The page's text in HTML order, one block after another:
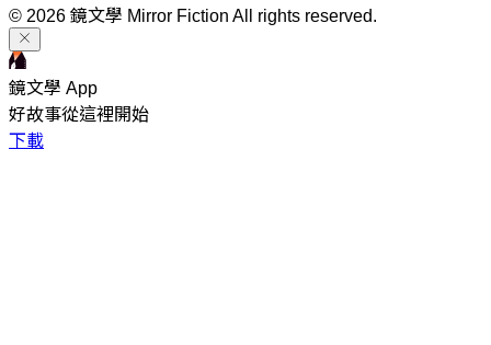
© 2026 鏡文學 Mirror Fiction All rights reserved.
鏡文學 App
好故事從這裡開始
下載